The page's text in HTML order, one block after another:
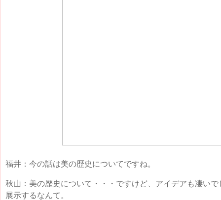
福井：今の話は美の歴史についてですね。
秋山：美の歴史について・・・ですけど、アイデアも凄い
展示するなんて。